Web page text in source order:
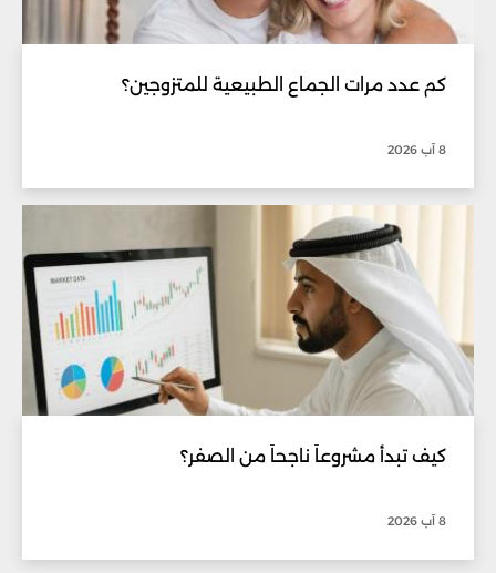
كم عدد مرات الجماع الطبيعية للمتزوجين؟
8 آب 2026
كيف تبدأ مشروعاً ناجحاً من الصفر؟
8 آب 2026